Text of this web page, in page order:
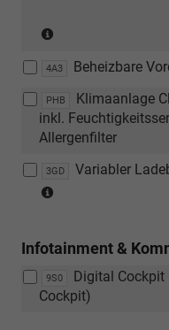
Verbindung
[PUV]
Komfort
Plus
Paket
Plus
4A3 Beheizbare
PHB
Klimaanlage
inkl.
Allergenfilter
3GD
Variabler
mit
[PUQ]
Transport
Paket)
Infotainment &
9S0
Digital
Cockpit)